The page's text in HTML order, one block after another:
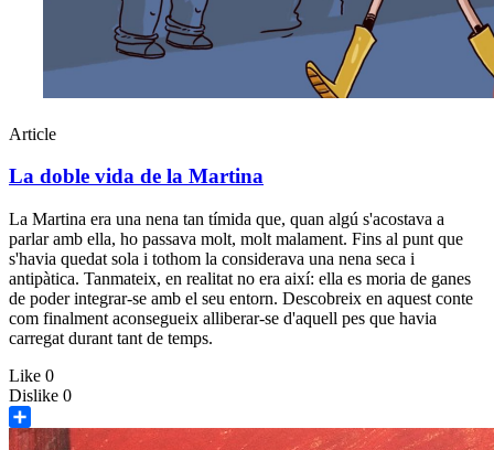
Article
La doble vida de la Martina
La Martina era una nena tan tímida que, quan algú s'acostava a
parlar amb ella, ho passava molt, molt malament. Fins al punt que
s'havia quedat sola i tothom la considerava una nena seca i
antipàtica. Tanmateix, en realitat no era així: ella es moria de ganes
de poder integrar-se amb el seu entorn. Descobreix en aquest conte
com finalment aconsegueix alliberar-se d'aquell pes que havia
carregat durant tant de temps.
Like 0
Dislike 0
Share